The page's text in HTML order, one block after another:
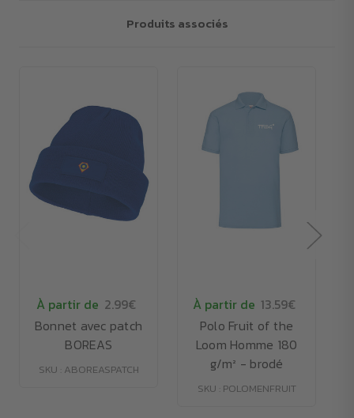
Produits associés
À partir de 2.99€
Bonnet avec patch
BOREAS
SKU : ABOREASPATCH
À partir de 13.59€
Polo Fruit of the
Loom Homme 180
g/m² - brodé
SKU : POLOMENFRUIT